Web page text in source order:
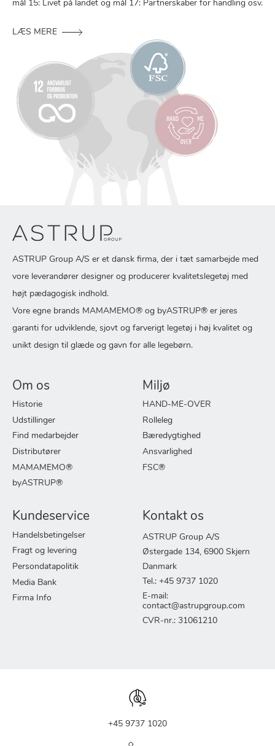
mål 15: Livet på landet og mål 17: Partnerskaber for handling osv.
LÆS MERE
ASTRUP Group A/S er et dansk firma, der i tæt samarbejde med
vore leverandører designer og producerer kvalitetslegetøj med
højt pædagogisk indhold.
Vore egne brands MAMAMEMO® og byASTRUP® er jeres
garanti for udviklende, sjovt og farverigt legetøj i høj kvalitet og
unikt design til glæde og gavn for alle legebørn.
Om os
Historie
Udstillinger
Find medarbejder
Distributører
MAMAMEMO®
byASTRUP®
Miljø
HAND-ME-OVER
Rolleleg
Bæredygtighed
Ansvarlighed
FSC®
Kundeservice
Handelsbetingelser
Fragt og levering
Persondatapolitik
Media Bank
Firma Info
Kontakt os
ASTRUP Group A/S
Østergade 134, 6900 Skjern
Danmark
Tel.: +45 9737 1020
E-mail:
contact@astrupgroup.com
CVR-nr.: 31061210
+45 9737 1020